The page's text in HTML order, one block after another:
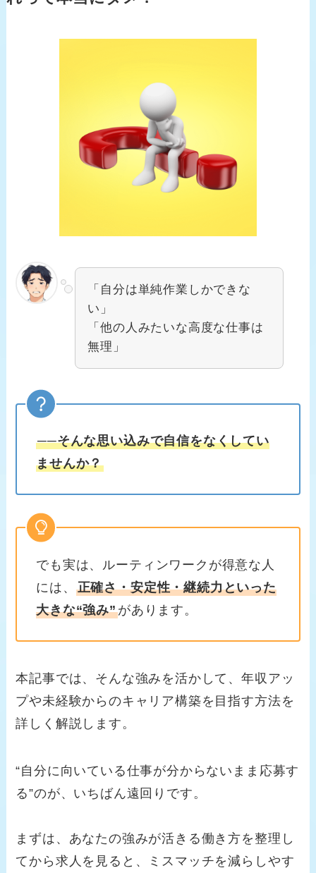
「自分は単純作業しかできな
い」
「他の人みたいな高度な仕事は
無理」
──そんな思い込みで自信をなくしてい
ませんか？
でも実は、ルーティンワークが得意な人
には、 正確さ・安定性・継続力といった
大きな“強み”があります。
本記事では、そんな強みを活かして、年収アッ
プや未経験からのキャリア構築を目指す方法を
詳しく解説します。
“自分に向いている仕事が分からないまま応募す
る”のが、いちばん遠回りです。
まずは、あなたの強みが活きる働き方を整理し
てから求人を見ると、ミスマッチを減らしやす